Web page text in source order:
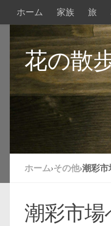
ホーム 家族 旅
花の散
ホーム›その他›潮彩
潮彩市